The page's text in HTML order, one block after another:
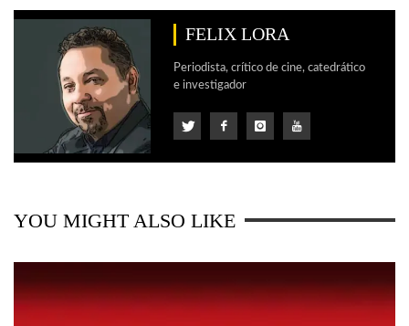
FELIX LORA
Periodista, crítico de cine, catedrático
e investigador
YOU MIGHT ALSO LIKE